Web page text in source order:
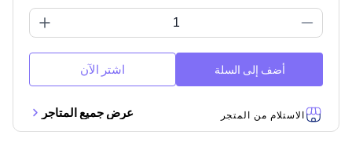
أضف إلى السلة اشتر الآن
الاستلام من المتجر عرض جميع المتاجر